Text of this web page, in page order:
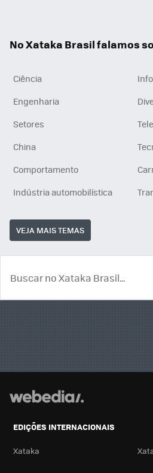
No Xataka Brasil falamos
Ciência
Engenharia
Setores
China
Comportamento
Indústria automobilística
VEJA MAIS TEMAS
EDIÇÕES INTERNACIONAIS
Xataka